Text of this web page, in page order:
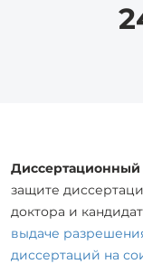
Диссертационный
защите
доктора и
выдаче
диссертаций на